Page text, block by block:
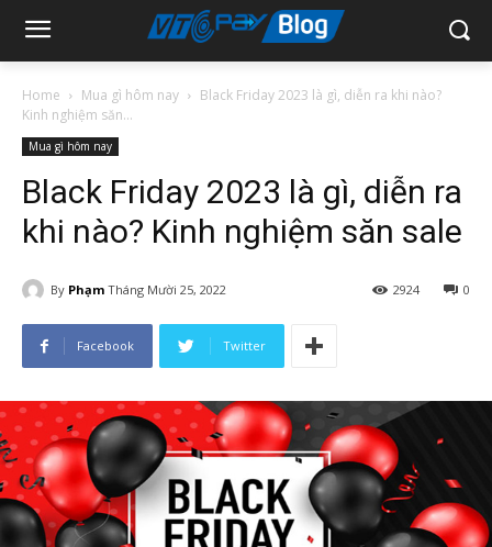
Home Mua gì hôm nay
Black Friday 2023 là gì, diễn ra khi nào?
Kinh nghiệm săn...
Mua gì hôm nay
Black Friday 2023 là gì, diễn ra
khi nào? Kinh nghiệm săn sale
By Phạm Tháng Mười 25, 2022 0
2924
Facebook Twitter